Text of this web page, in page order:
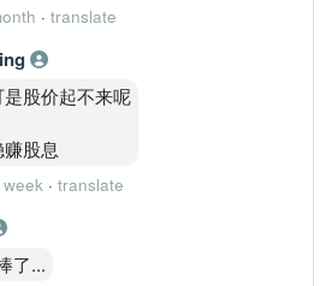
· translate
股价起不来呢
股息
week · translate
了...